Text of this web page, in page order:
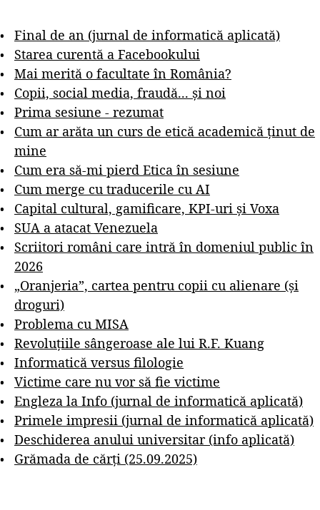
Final de an (jurnal de informatică aplicată)
Starea curentă a Facebookului
Mai merită o facultate în România?
Copii, social media, fraudă... și noi
Prima sesiune - rezumat
Cum ar arăta un curs de etică academică ținut de
mine
Cum era să-mi pierd Etica în sesiune
Cum merge cu traducerile cu AI
Capital cultural, gamificare, KPI-uri și Voxa
SUA a atacat Venezuela
Scriitori români care intră în domeniul public în
2026
„Oranjeria”, cartea pentru copii cu alienare (și
droguri)
Problema cu MISA
Revoluțiile sângeroase ale lui R.F. Kuang
Informatică versus filologie
Victime care nu vor să fie victime
Engleza la Info (jurnal de informatică aplicată)
Primele impresii (jurnal de informatică aplicată)
Deschiderea anului universitar (info aplicată)
Grămada de cărți (25.09.2025)